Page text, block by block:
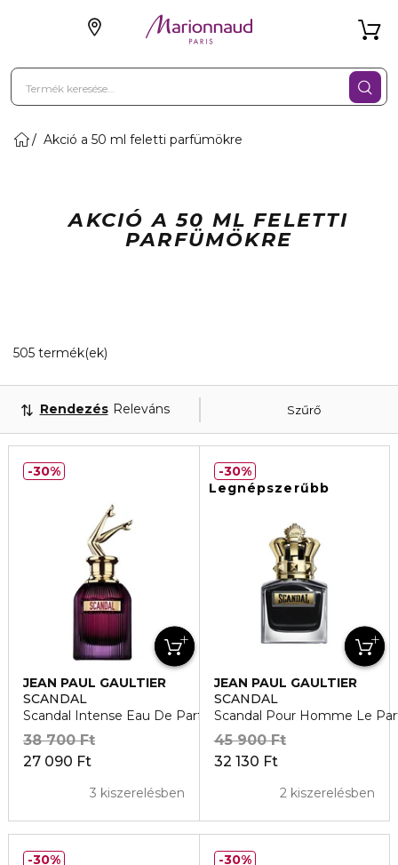
Akció a 50 ml feletti parfümökre
AKCIÓ A 50 ML FELETTI
PARFÜMÖKRE
505 termék(ek)
Szűrő
Rendezés Releváns
JEAN PAUL GAULTIER
SCANDAL
Scandal Intense Eau De Parfum Intense
27 090 Ft
38 700 Ft
3 kiszerelésben
30%
Legnépszerűbb
JEAN PAUL GAULTIER
SCANDAL
Scandal Pour Homme Le
32 130 Ft
45 900 Ft
2 kiszerelésben
30%
30% 30%